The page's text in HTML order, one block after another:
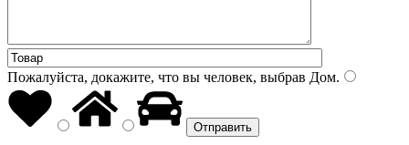
Пожалуйста, докажите, что вы человек, выбрав Дом.